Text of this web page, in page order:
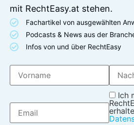
mit RechtEasy.at stehen.
Fachartikel von ausgewählten
Podcasts & News aus der
Infos von und über RechtEasy
Ich